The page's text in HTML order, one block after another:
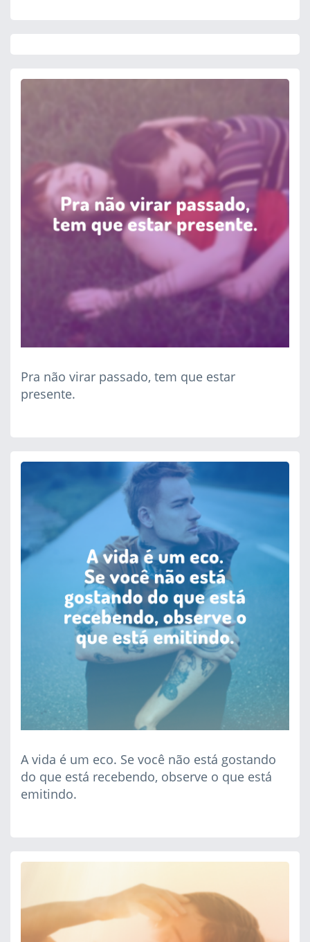
Pra não virar passado, tem que estar
presente.
A vida é um eco. Se você não está gostando
do que está recebendo, observe o que está
emitindo.